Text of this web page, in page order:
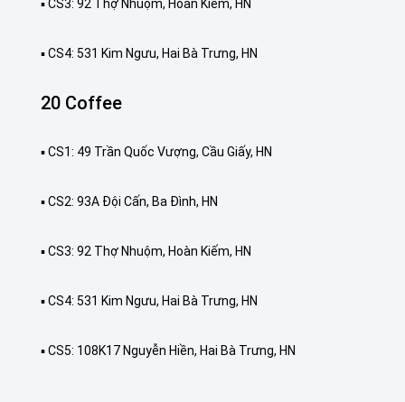
▪️ CS3: 92 Thợ Nhuộm, Hoàn Kiếm, HN
▪️ CS4: 531 Kim Ngưu, Hai Bà Trưng, HN
20 Coffee
▪️ CS1: 49 Trần Quốc Vượng, Cầu Giấy, HN
▪️ CS2: 93A Đội Cấn, Ba Đình, HN
▪️ CS3: 92 Thợ Nhuộm, Hoàn Kiếm, HN
▪️ CS4: 531 Kim Ngưu, Hai Bà Trưng, HN
▪️ CS5: 108K17 Nguyễn Hiền, Hai Bà Trưng, HN